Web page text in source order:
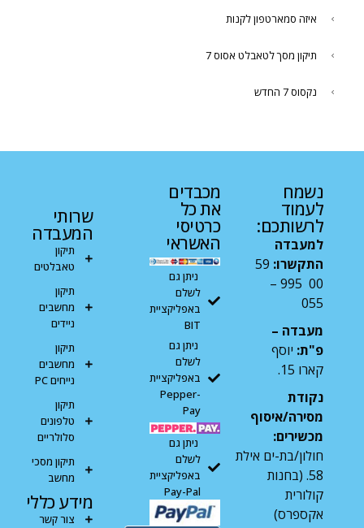
איזה סמארטפון לקנות
תיקון מסך לטאבלט אסוס 7
נקסוס 7 החדש
נשמח
לעמוד
לרשותכם:
למעבדה
התקשרו: 59
00 995 –
055
מעבדה –
פ"ת: יוסף
קארו 15.
נקודת
מסירה/איסוף
מכשירים:
חולון/בת-ים אילת
58. (בחנות
קולורית
אקספרס)
מכבדים
את כל
כרטיסי
האשראי
ניתן גם
לשלם
באפליקציית
BIT
ניתן גם
לשלם
באפליקציית
Pepper-
Pay
ניתן גם
לשלם
באפליקציית
Pay-Pal
שרותי
המעבדה
תיקון
טאבלטים
תיקון
מחשבים
ניידים
תיקון
מחשבים
נייחים PC
תיקון
טלפונים
סלולריים
תיקון מסכי
מחשב
מידע כללי
צור קשר